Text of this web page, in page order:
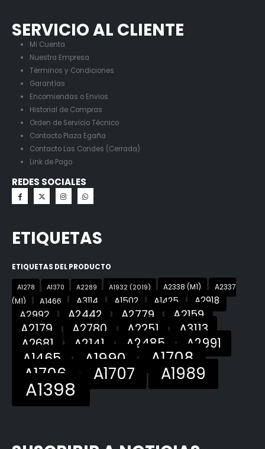
SERVICIO AL CLIENTE
Mi Cuenta
Nuestra Empresa
Términos y Condiciones
Garantías
Encomiendas o Envios
Historial de Compras
Orden de Servicio Técnico
Contacto Plaza Egaña
Contacto Las Condes (Cerrada)
Link de Pago
REDES SOCIALES
ETIQUETAS
ETIQUETAS DEL PRODUCTO
A1278 A1370 A2289 A1932 (2019) A2338 (M1)
A2337
(M1)
A1466 A3114 A1502 A1425 A2918
A2992 A2442 A2779
A2159
A2179
A2780 A2251
A3113
A2681
A2141 A2485 A2991
A1465 A1990 A1708
A1706 A1707 A1989
A1398